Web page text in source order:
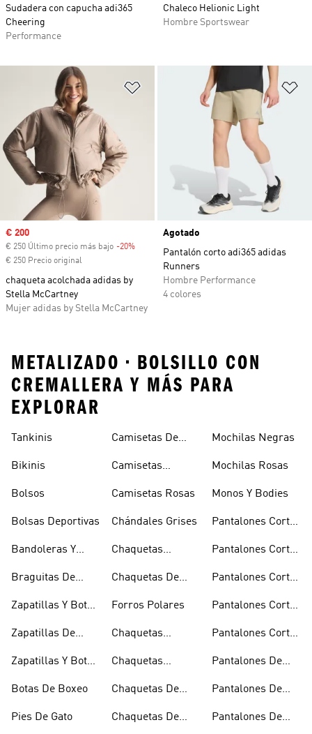
Sudadera con capucha adi365
Cheering
Performance
Chaleco Helionic Light
Hombre Sportswear
Añadir a la lista de deseos
Precio de venta
€ 200
€ 250 Último precio más bajo -20% Descuento
€ 250 Precio original
chaqueta acolchada adidas by
Stella McCartney
Mujer adidas by Stella McCartney
Agotado
Pantalón corto adi365 adidas
Runners
Hombre Performance
4 colores
METALIZADO • BOLSILLO CON
CREMALLERA Y MÁS PARA
EXPLORAR
Tankinis
Bikinis
Bolsos
Bolsas Deportivas
Bandoleras Y
Hombro
Braguitas De
Zapatillas Y Botas
Zapatillas De
Zapatillas Y Botas
Botas De Boxeo
Pies De Gato
Camisetas De
Camisetas
Camisetas Rosas
Chándales Grises
Chaquetas
Acolchados
Chaquetas De
Forros Polares
Chaquetas
Chaquetas
Chaquetas De
Chaquetas De
Mochilas Negras
Mochilas Rosas
Monos Y Bodies
Pantalones Cortos
Pantalones Cortos
Pantalones Cortos
Pantalones Cortos
Pantalones Cortos
Pantalones De
Pantalones De
Pantalones De